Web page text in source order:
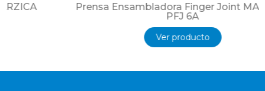
Prensa Ensambladora Finger Joint MARZICA
Ver producto